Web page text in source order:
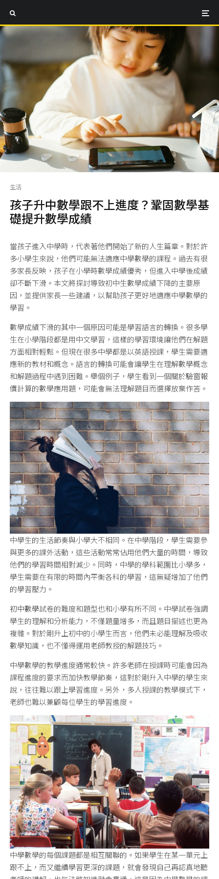
生活
孩子升中數學跟不上進度？鞏固數學基
礎提升數學成績
當孩子進入中學時，代表著他們開始了新的人生篇章。對於許
多小學生來說，他們可能無法適應中學數學的課程。過去有很
多家長反映，孩子在小學時數學成績優秀，但進入中學後成績
卻不斷下滑。本文將探討導致初中生數學成績下降的主要原
因，並提供家長一些建議，以幫助孩子更好地適應中學數學的
學習。
數學成績下滑的其中一個原因可能是學習語言的轉換。很多學
生在小學階段都是用中文學習，這樣的學習環境讓他們在解題
方面相對輕鬆。但現在很多中學都是以英語授課，學生需要適
應新的教材和概念。語言的轉換可能會讓學生在理解數學概念
和解題過程中遇到困難。舉個例子，學生看到一個關於驗窗報
價計算的數學應用題，可能會無法理解題目而選擇放棄作答。
中學生的生活節奏與小學大不相同。在中學階段，學生需要參
與更多的課外活動，這些活動常常佔用他們大量的時間，導致
他們的學習時間相對減少。同時，中學的學科範圍比小學多，
學生需要在有限的時間內平衡各科的學習，這無疑增加了他們
的學習壓力。
初中數學試卷的難度和題型也和小學有所不同。中學試卷強調
學生的理解和分析能力，不僅題量增多，而且題目描述也更為
複雜。對於剛升上初中的小學生而言，他們未必能理解及吸收
數學知識，也不懂得運用老師教授的解題技巧。
中學數學的教學進度通常較快。許多老師在授課時可能會因為
課程進度的要求而加快教學節奏，這對於剛升入中學的學生來
說，往往難以跟上學習進度。另外，多人授課的教學模式下，
老師也難以兼顧每位學生的學習進度。
中學數學的每個課題都是相互關聯的。如果學生在某一單元上
跟不上，而又繼續學習更深的課題，就會發現自己再認真地聽